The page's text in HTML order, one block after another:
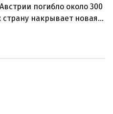
погибло около 300
накрывает новая